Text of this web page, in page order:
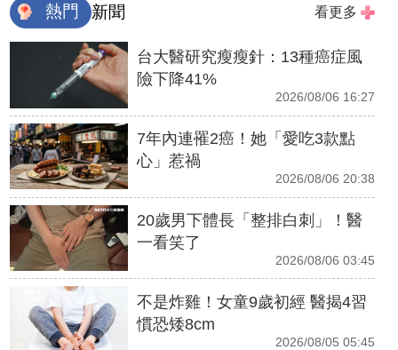
熱門 新聞 看更多
台大醫研究瘦瘦針：13種癌症風
險下降41%
2026/08/06 16:27
7年內連罹2癌！她「愛吃3款點
心」惹禍
2026/08/06 20:38
20歲男下體長「整排白刺」！醫
一看笑了
2026/08/06 03:45
不是炸雞！女童9歲初經 醫揭4習
慣恐矮8cm
2026/08/05 05:45